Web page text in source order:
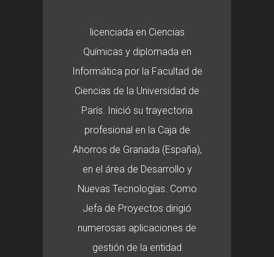
licenciada en Ciencias
Químicas y diplomada en
Informática por la Facultad de
Ciencias de la Universidad de
París. Inició su trayectoria
profesional en la Caja de
Ahorros de Granada (España),
en el área de Desarrollo y
Nuevas Tecnologías. Como
Jefa de Proyectos dirigió
numerosas aplicaciones de
gestión de la entidad